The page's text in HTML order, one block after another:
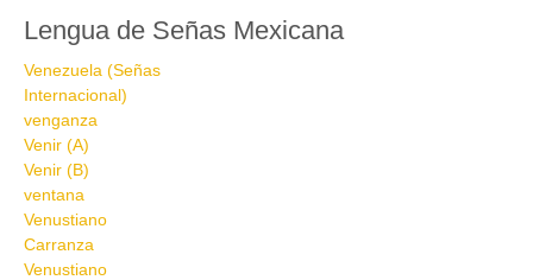
Lengua de Señas Mexicana
Venezuela (Señas
Internacional)
venganza
Venir (A)
Venir (B)
ventana
Venustiano
Carranza
Venustiano